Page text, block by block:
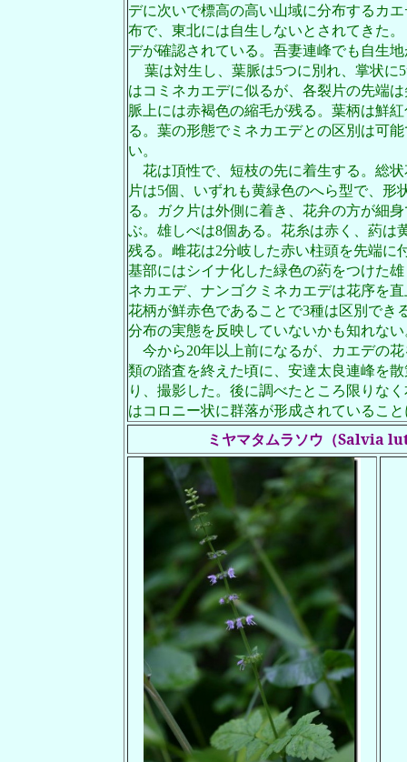
デに次いで標高の高い山域に分布するカ
布で、東北には自生しないとされてきた
デが確認されている。吾妻連峰でも自生
葉は対生し、葉脈は5つに別れ、掌状に5
はコミネカエデに似るが、各裂片の先端
脈上には赤褐色の縮毛が残る。葉柄は鮮
る。葉の形態でミネカエデとの区別は可
い。
花は頂性で、短枝の先に着生する。総
片は5個、いずれも黄緑色のへら型で、形
る。ガク片は外側に着き、花弁の方が細
ぶ。雄しべは8個ある。花糸は赤く、葯は
残る。雌花は2分岐した赤い柱頭を先端に
基部にはシイナ化した緑色の葯をつけた
ネカエデ、ナンゴクミネカエデは花序を
花柄が鮮赤色であることで3種は区別でき
分布の実態を反映していないかも知れない
今から20年以上前になるが、カエデの
類の踏査を終えた頃に、安達太良連峰を
り、撮影した。後に調べたところ限りな
はコロニー状に群落が形成されているこ
ミヤマタムラソウ（Salvia